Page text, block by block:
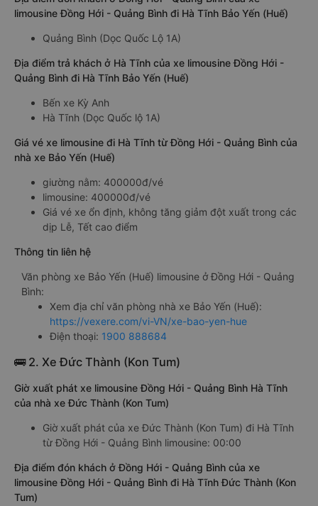
limousine Đồng Hới - Quảng Bình đi Hà Tĩnh Bảo Yến (Huế)
Quảng Bình (Dọc Quốc Lộ 1A)
Địa điểm trả khách ở Hà Tĩnh của xe limousine Đồng Hới -
Quảng Bình đi Hà Tĩnh Bảo Yến (Huế)
Bến xe Kỳ Anh
Hà Tĩnh (Dọc Quốc lộ 1A)
Giá vé xe limousine đi Hà Tĩnh từ Đồng Hới - Quảng Bình của
nhà xe Bảo Yến (Huế)
giường nằm: 400000đ/vé
limousine: 400000đ/vé
Giá vé xe ổn định, không tăng giảm đột xuất trong các
dịp Lễ, Tết cao điểm
Thông tin liên hệ
Văn phòng xe Bảo Yến (Huế) limousine ở Đồng Hới - Quảng
Bình:
Xem địa chỉ văn phòng nhà xe Bảo Yến (Huế):
https://vexere.com/vi-VN/xe-bao-yen-hue
Điện thoại: 1900 888684
🚌 2. Xe Đức Thành (Kon Tum)
Giờ xuất phát xe limousine Đồng Hới - Quảng Bình Hà Tĩnh
của nhà xe Đức Thành (Kon Tum)
Giờ xuất phát của xe Đức Thành (Kon Tum) đi Hà Tĩnh
từ Đồng Hới - Quảng Bình limousine: 00:00
Địa điểm đón khách ở Đồng Hới - Quảng Bình của xe
limousine Đồng Hới - Quảng Bình đi Hà Tĩnh Đức Thành (Kon
Tum)